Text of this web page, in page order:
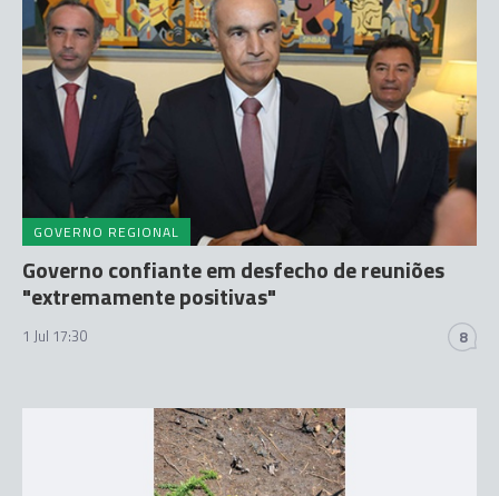
GOVERNO REGIONAL
Governo confiante em desfecho de reuniões
"extremamente positivas"
1 Jul 17:30 8